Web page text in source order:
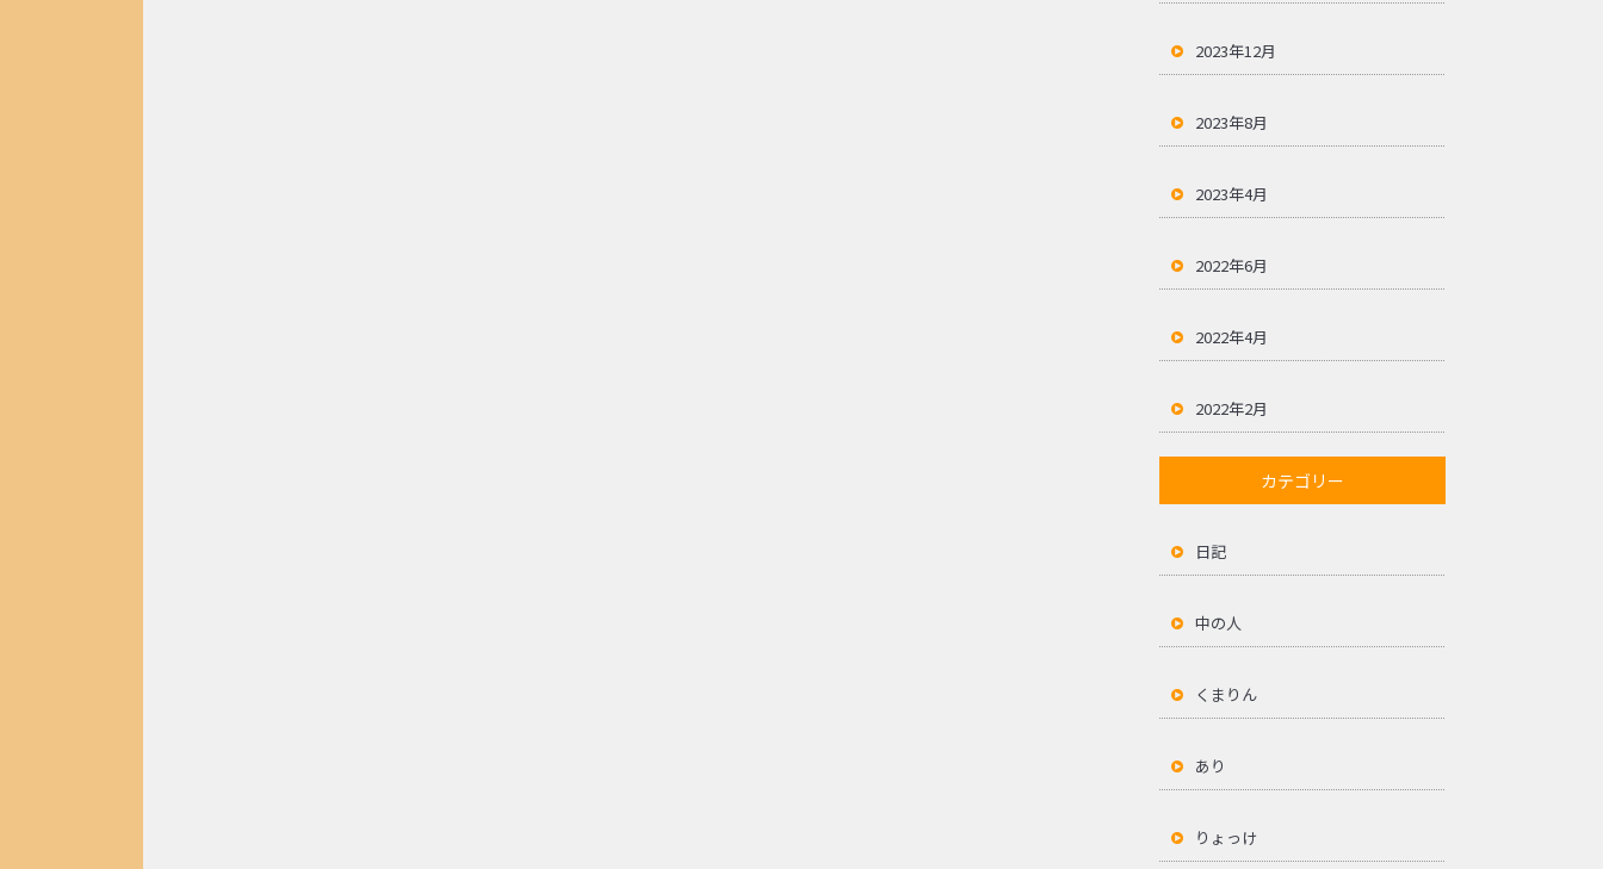
2023年12月
2023年8月
2023年4月
2022年6月
2022年4月
2022年2月
カテゴリー
日記
中の人
くまりん
あり
りょっけ